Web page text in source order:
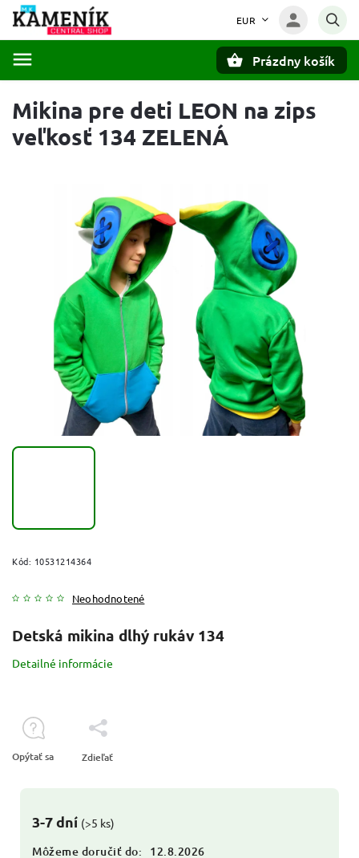
EUR
Prázdny košík
Mikina pre deti LEON na zips
veľkosť 134 ZELENÁ
Kód: 10531214364
Neohodnotené
3-7 dní (>5 ks)
Môžeme doručiť do: 12.8.2026
Detská mikina dlhý rukáv 134
Detailné informácie
Opýtať sa Zdieľať